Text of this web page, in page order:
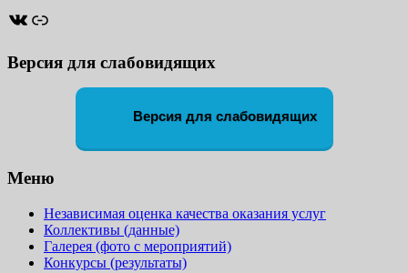
ВКонтакте
Ссылка
Версия для слабовидящих
Версия для слабовидящих
Меню
Независимая оценка качества оказания услуг
Коллективы (данные)
Галерея (фото с мероприятий)
Конкурсы (результаты)